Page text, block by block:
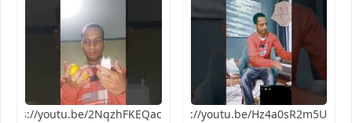
https://youtu.be/Hz4a0sR2m5Uما